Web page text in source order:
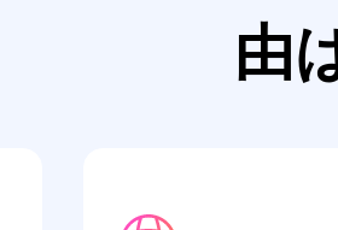
由